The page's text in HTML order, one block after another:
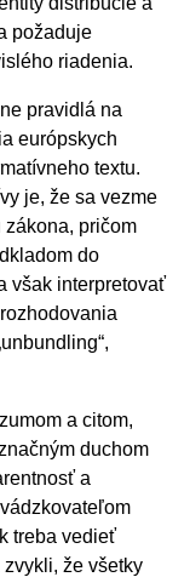
požaduje
riadenia.
pravidlá na
európskych
textu.
je, že sa vezme
pričom
do
však interpretovať
a citom,
duchom
a
treba vedieť
že všetky